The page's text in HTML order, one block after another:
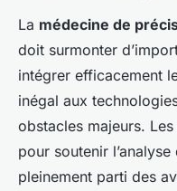
La médecine de
doit surmonter
intégrer efficacement
inégal aux
obstacles majeurs.
pour soutenir l’analyse
pleinement parti des